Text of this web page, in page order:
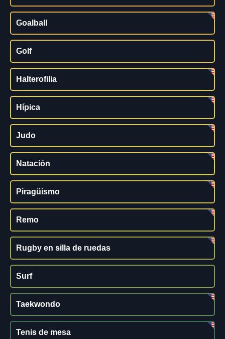
Goalball
Golf
Halterofilia
Hípica
Judo
Natación
Piragüismo
Remo
Rugby en silla de ruedas
Surf
Taekwondo
Tenis de mesa